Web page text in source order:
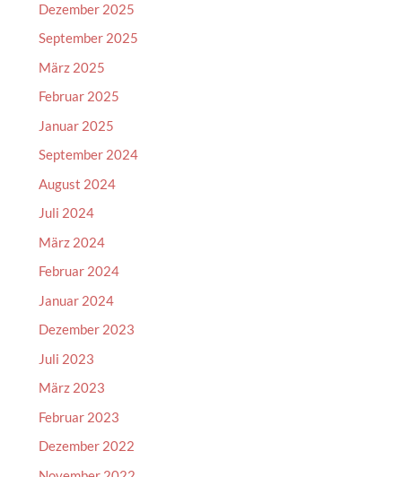
Dezember 2025
September 2025
März 2025
Februar 2025
Januar 2025
September 2024
August 2024
Juli 2024
März 2024
Februar 2024
Januar 2024
Dezember 2023
Juli 2023
März 2023
Februar 2023
Dezember 2022